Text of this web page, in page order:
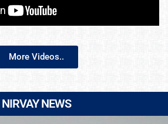
More Videos..
NIRVAY NEWS